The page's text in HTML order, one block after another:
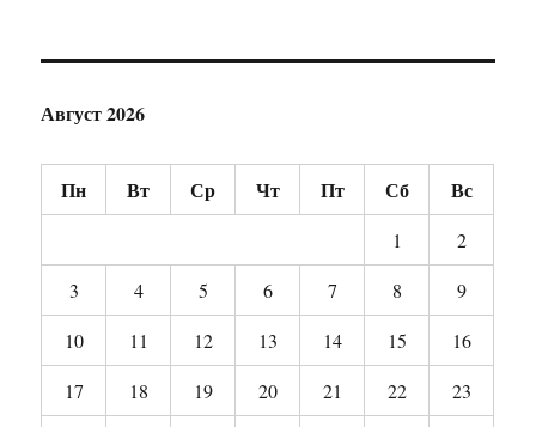
Август 2026
Пн Вт Ср Чт Пт Сб Вс
1
2
3
4 5 6 7 8
9
10
11 12 13 14 15
16
17
18 19 20 21 22
23